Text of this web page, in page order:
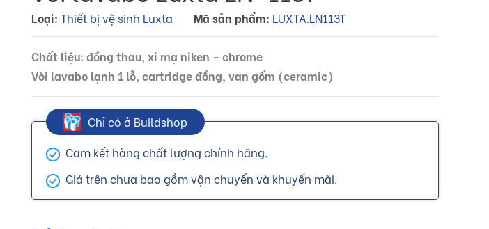
Loại: Thiết bị vệ sinh Luxta Mã sản phẩm: LUXTA.LN113T
Chất liệu: đồng thau, xi mạ niken – chrome
Vòi lavabo lạnh 1 lỗ, cartridge đồng, van gốm (ceramic)
Chỉ có ở Buildshop
Cam kết hàng chất lượng chính hãng.
Giá trên chưa bao gồm vận chuyển và khuyến mãi.